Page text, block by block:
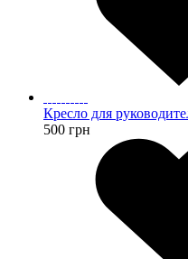
Кресло для
500 грн